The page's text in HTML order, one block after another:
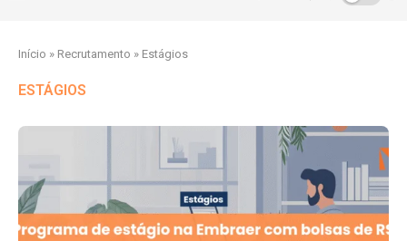
Início » Recrutamento » Estágios
ESTÁGIOS